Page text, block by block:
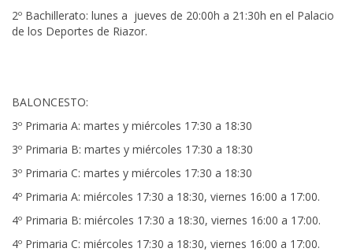
2º Bachillerato: lunes a jueves de 20:00h a 21:30h en el Palacio
de los Deportes de Riazor.
BALONCESTO:
3º Primaria A: martes y miércoles 17:30 a 18:30
3º Primaria B: martes y miércoles 17:30 a 18:30
3º Primaria C: martes y miércoles 17:30 a 18:30
4º Primaria A: miércoles 17:30 a 18:30, viernes 16:00 a 17:00.
4º Primaria B: miércoles 17:30 a 18:30, viernes 16:00 a 17:00.
4º Primaria C: miércoles 17:30 a 18:30, viernes 16:00 a 17:00.